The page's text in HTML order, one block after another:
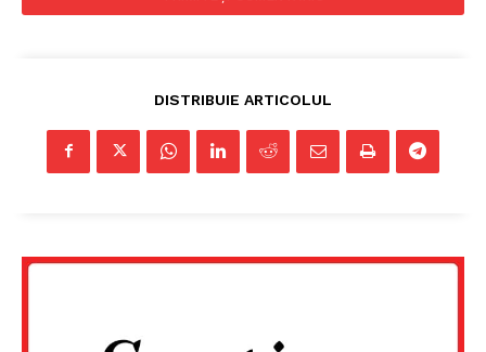
DISTRIBUIE ARTICOLUL